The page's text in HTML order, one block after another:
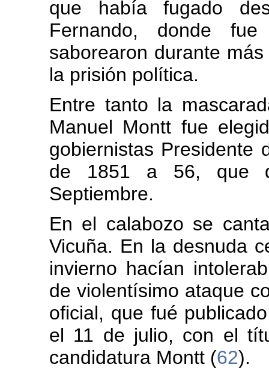
que había fugado
Fernando, donde
saborearon durante
la prisión política.
Entre tanto la
Manuel Montt fue
gobiernistas Presidente
de 1851 a 56, que
Septiembre.
En el calabozo se
Vicuña. En la desnuda
invierno hacían
de violentísimo ataque
oficial, que fué
el 11 de julio, con el
candidatura Montt (62).